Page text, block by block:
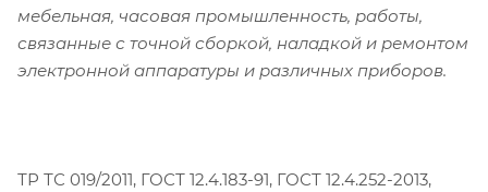
мебельная, часовая промышленность, работы,
связанные с точной сборкой, наладкой и ремонтом
электронной аппаратуры и различных приборов.
ТР ТС 019/2011, ГОСТ 12.4.183-91, ГОСТ 12.4.252-2013,